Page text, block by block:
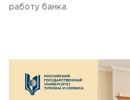
WORKING HOURS
работу банка.